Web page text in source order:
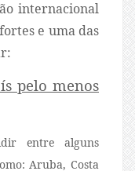
internacional
e uma das
pelo menos
entre alguns
Aruba, Costa